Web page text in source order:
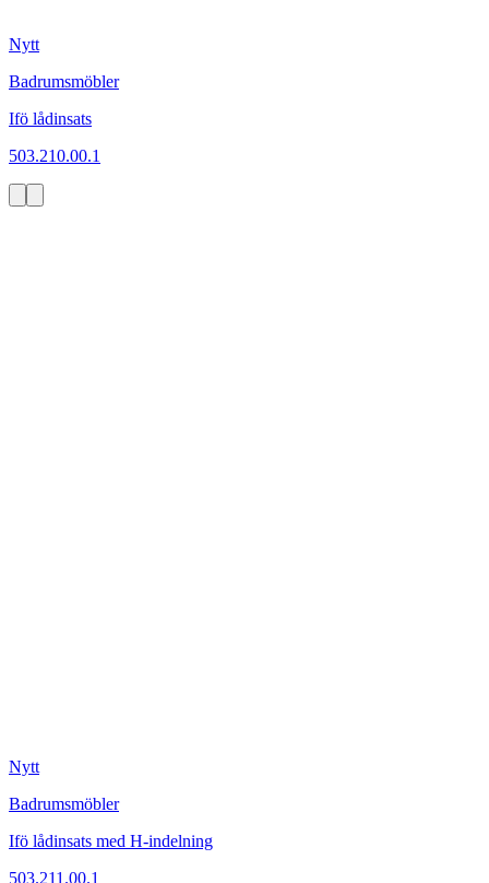
Nytt
Badrumsmöbler
Ifö lådinsats
503.210.00.1
Nytt
Badrumsmöbler
Ifö lådinsats med H-indelning
503.211.00.1